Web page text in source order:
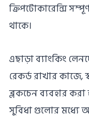
ক্রিপটোকারেন্সি
থাকে।
এছাড়া ব্যাংকিং
রেকর্ড রাখার কাজে,
ব্লকচেন ব্যবহার করা
সুবিধা গুলোর মধ্যে